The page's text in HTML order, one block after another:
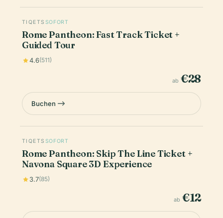
TIQETS SOFORT
Rome Pantheon: Fast Track Ticket +
Guided Tour
4.6(511)
ab €28
Buchen
TIQETS SOFORT
Rome Pantheon: Skip The Line Ticket +
Navona Square 3D Experience
3.7(85)
ab €12